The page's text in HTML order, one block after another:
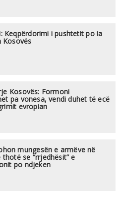
Keqpërdorimi i pushtetit po ia
Kosovës
Kosovës: Formoni
pa vonesa, vendi duhet të ecë
evropian
mungesën e armëve në
thotë se “rrjedhësit” e
po ndjeken